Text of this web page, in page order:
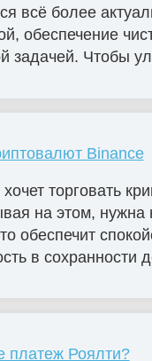
всё более
обеспечение
задачей. Чтобы
Binance
хочет торговать
на этом, нужна
обеспечит
в сохранности
платеж Роялти?